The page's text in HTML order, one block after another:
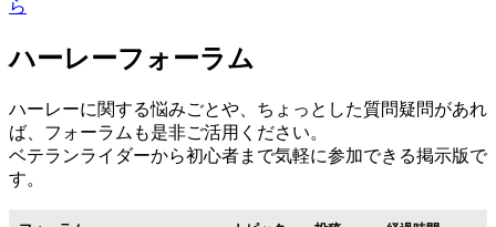
ハーレーフォーラム
ハーレーに関する悩みごとや、ちょっとした質問疑問があれ
ば、フォーラムも是非ご活用ください。
ベテランライダーから初心者まで気軽に参加できる掲示版で
す。